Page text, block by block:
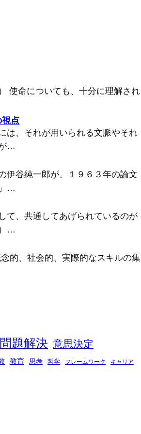
使命についても、十分に理解され
点
は、それが用いられる文脈やそれ
…
伊谷純一郎が、１９６３年の論文
…
て、共通してあげられているのが
…
的、社会的、実際的なスキルの集
問題解決 意思決定
教育 思考 哲学 フレームワーク キャリア